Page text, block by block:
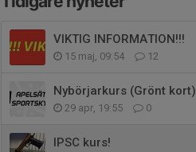
VIKTIG INFORMATION!!!
15 maj, 09:54 12
Nybörjarkurs (Grönt kort)
29 apr, 19:55 0
IPSC kurs!